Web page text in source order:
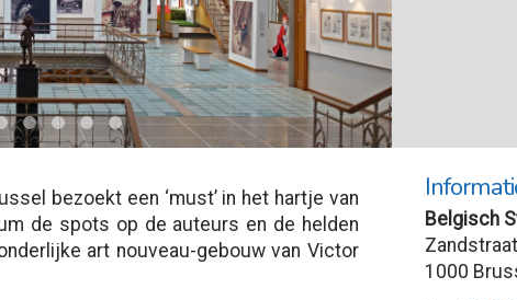
bezoekt een ‘must’ in het hartje van
de spots op de auteurs en de helden
art nouveau-gebouw van Victor
Belgisch
1000